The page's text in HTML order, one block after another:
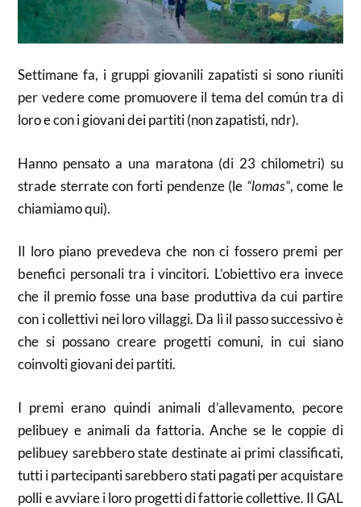
Settimane fa, i gruppi giovanili zapatisti si sono riuniti
per vedere come promuovere il tema del común tra di
loro e con i giovani dei partiti (non zapatisti, ndr).
Hanno pensato a una maratona (di 23 chilometri) su
strade sterrate con forti pendenze (le “lomas”, come le
chiamiamo qui).
Il loro piano prevedeva che non ci fossero premi per
benefici personali tra i vincitori. L’obiettivo era invece
che il premio fosse una base produttiva da cui partire
con i collettivi nei loro villaggi. Da lì il passo successivo è
che si possano creare progetti comuni, in cui siano
coinvolti giovani dei partiti.
I premi erano quindi animali d’allevamento, pecore
pelibuey e animali da fattoria. Anche se le coppie di
pelibuey sarebbero state destinate ai primi classificati,
tutti i partecipanti sarebbero stati pagati per acquistare
polli e avviare i loro progetti di fattorie collettive. Il GAL